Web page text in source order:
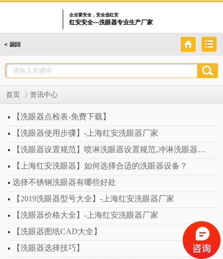
企业要安全，安全选红安
红安安全—洗眼器专业生产厂家
首页 资讯中心
【洗眼器点检表-免费下载】
【洗眼器使用步骤】-上海红安洗眼器厂家
【洗眼器设置规范】喷淋洗眼器设置规范,冲淋洗眼器设置规范
【上海红安洗眼器】如何选择合适的洗眼器设备？
选择不锈钢洗眼器有哪些好处
【2019洗眼器型号大全】-上海红安洗眼器厂家
【洗眼器价格大全】-上海红安洗眼器厂家
【洗眼器图纸CAD大全】
【洗眼器选择技巧】